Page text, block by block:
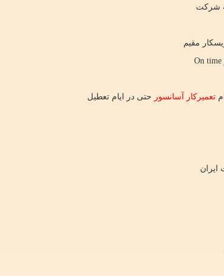
On time
تعمیرکار آسانسور حتی در ایام تعطیل
ایران